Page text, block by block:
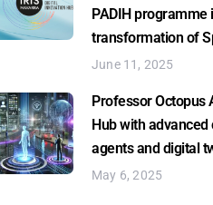
PADIH programme
transformation of
June 11, 2025
Professor Octopus
Hub with
agents and digital
May 6, 2025